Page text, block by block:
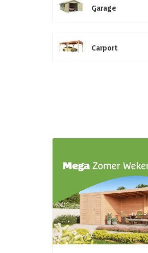
Garage
Carport